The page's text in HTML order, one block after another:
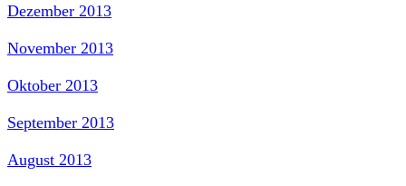
Dezember 2013
November 2013
Oktober 2013
September 2013
August 2013